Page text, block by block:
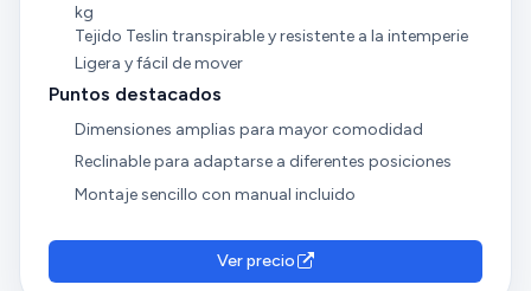
kg
Tejido Teslin transpirable y resistente a la intemperie
Ligera y fácil de mover
Puntos destacados
Dimensiones amplias para mayor comodidad
Reclinable para adaptarse a diferentes posiciones
Montaje sencillo con manual incluido
Ver precio